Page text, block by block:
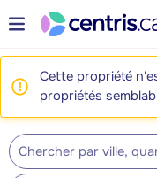
Cette propriété
propriétés